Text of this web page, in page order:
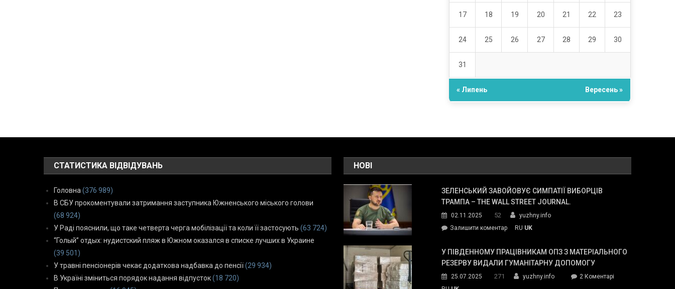
17 18 19 20 21 22 23
24 25 26 27 28 29 30
31
« Липень Вересень »
СТАТИСТИКА ВІДВІДУВАНЬ
Головна (376 989)
В СБУ прокоментували затримання заступника Южненського міського голови
(68 924)
У Раді пояснили, що таке четверта черга мобілізації та коли її застосують (63 724)
“Голый” отдых: нудистский пляж в Южном оказался в списке лучших в Украине
(39 501)
У травні пенсіонерів чекає додаткова надбавка до пенсії (29 934)
В Україні зміниться порядок надання відпусток (18 720)
НОВІ
ЗЕЛЕНСЬКИЙ ЗАВОЙОВУЄ СИМПАТІЇ ВИБОРЦІВ
ТРАМПА – THE WALL STREET JOURNAL.
02.11.2025 52
yuzhny.info
Залишити коментарon
завойовує
симпатії
Трампа
RU UK
У ПІВДЕННОМУ ПРАЦІВНИКАМ ОПЗ З МАТЕРІАЛЬНОГО
РЕЗЕРВУ ВИДАЛИ ГУМАНІТАРНУ ДОПОМОГУ
25.07.2025 271 yuzhny.info 2 Коментарідо